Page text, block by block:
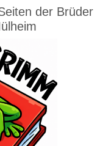
der Brüder